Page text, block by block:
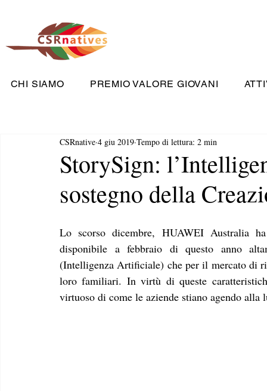
CHI SIAMO PREMIO VALORE GIOVANI
StorySign:
sostegno della
CSRnative 4 giu 2019 Tempo di lettura: 2 min
Lo scorso dicembre, HUAWEI Australia
disponibile a febbraio di questo anno
(Intelligenza Artificiale) che per il mercato di
loro familiari. In virtù di queste
virtuoso di come le aziende stiano agendo